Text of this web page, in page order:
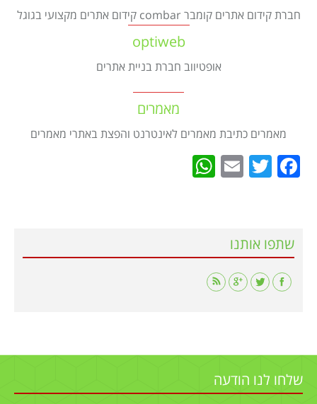
חברת קידום אתרים קומבר combar קידום אתרים מקצועי בגוגל
optiweb
אופטיווב חברת בניית אתרים
מאמרים
מאמרים כתיבת מאמרים לאינטרנט והפצת באתרי מאמרים
Facebook
Twitter
Email
שתפו אותנו
Find us on:
שלחו לנו הודעה